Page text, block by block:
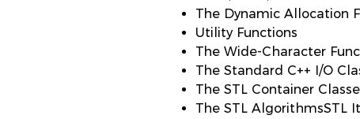
The Dynamic Allocation
Utility Functions
The Wide-Character
The Standard C++ I/O
The STL Container
The STL AlgorithmsSTL